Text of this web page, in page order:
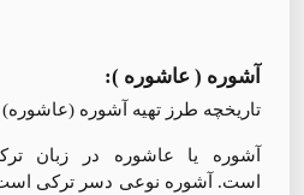
آشوره ( عاشوره )‌:
تاریخچه طرز تهیه آشوره (عاشوره)
است. آشوره نوعی دسر ترکی است